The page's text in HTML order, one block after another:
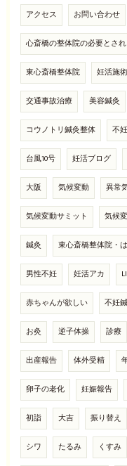
アクセス お問い合わせ
心斎橋の整体院の必要とさ
東心斎橋整体院 妊活施術
交通事故治療 美容鍼灸
コウノトリ鍼灸整体 不
台風10号 妊活ブログ
大阪 気候変動 異常
気候変動サミット 気候
鍼灸 東心斎橋整体院・
男性不妊 妊活アカ
赤ちゃんが欲しい 不妊
お灸 逆子体操 診療
出産報告 体外受精
卵子の老化 妊娠報告
初詣 大吉 振り替え
シワ たるみ くすみ